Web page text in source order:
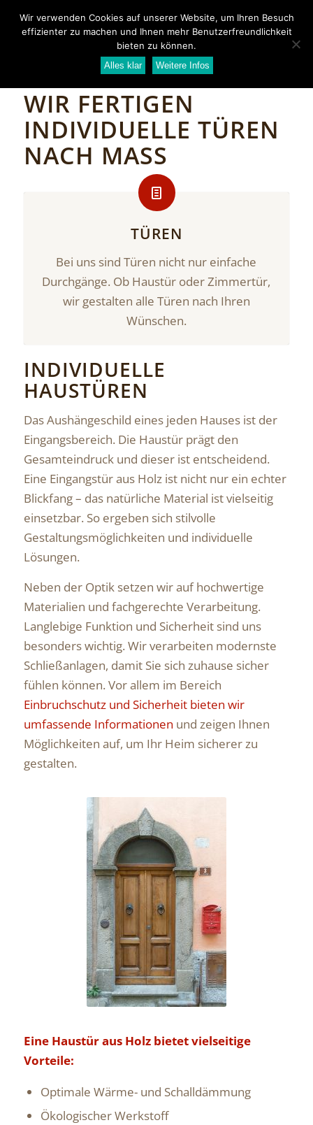
WIR FERTIGEN
INDIVIDUELLE TÜREN
NACH MASS
TÜREN
Bei uns sind Türen nicht nur einfache
Durchgänge. Ob Haustür oder Zimmertür,
wir gestalten alle Türen nach Ihren
Wünschen.
INDIVIDUELLE
HAUSTÜREN
Das Aushängeschild eines jeden Hauses ist der
Eingangsbereich. Die Haustür prägt den
Gesamteindruck und dieser ist entscheidend.
Eine Eingangstür aus Holz ist nicht nur ein echter
Blickfang – das natürliche Material ist vielseitig
einsetzbar. So ergeben sich stilvolle
Gestaltungsmöglichkeiten und individuelle
Lösungen.
Neben der Optik setzen wir auf hochwertige
Materialien und fachgerechte Verarbeitung.
Langlebige Funktion und Sicherheit sind uns
besonders wichtig. Wir verarbeiten modernste
Schließanlagen, damit Sie sich zuhause sicher
fühlen können. Vor allem im Bereich
Einbruchschutz und Sicherheit bieten wir
umfassende Informationen und zeigen Ihnen
Möglichkeiten auf, um Ihr Heim sicherer zu
gestalten.
Eine Haustür aus Holz bietet vielseitige
Vorteile:
Optimale Wärme- und Schalldämmung
Ökologischer Werkstoff
Wir verwenden Cookies auf unserer Website, um Ihren Besuch
effizienter zu machen und Ihnen mehr Benutzerfreundlichkeit
bieten zu können.
Alles klar Weitere Infos